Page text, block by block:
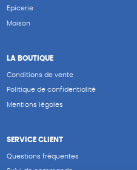
Epicerie
Maison
LA BOUTIQUE
Conditions de vente
Politique de confidentialité
Mentions légales
SERVICE CLIENT
Questions fréquentes